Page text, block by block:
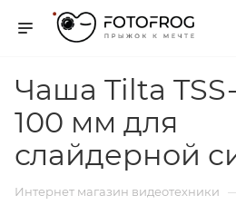
Чаша Tilta
100 мм для
слайдерной
Интернет магазин видеотехники